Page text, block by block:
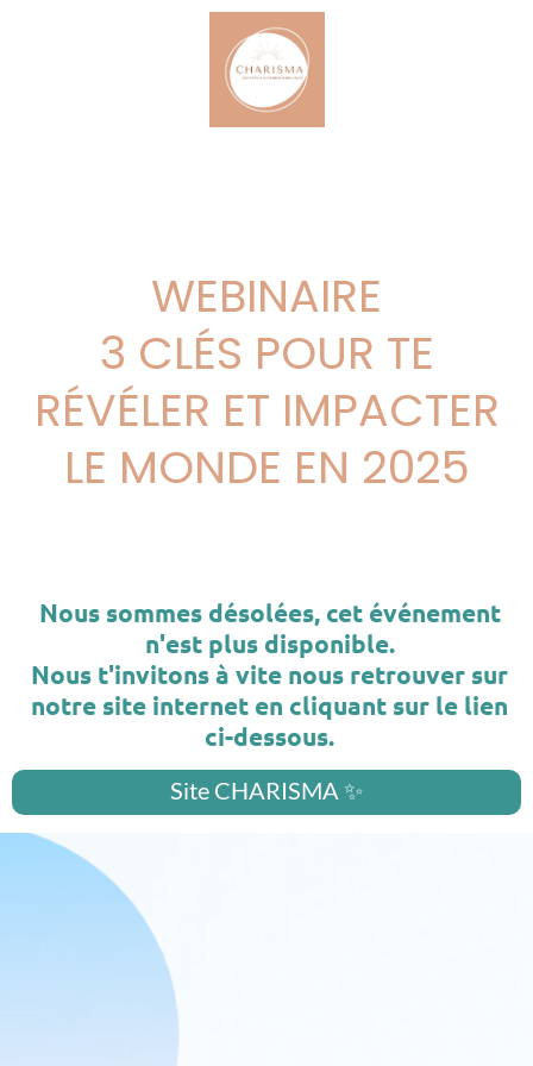
WEBINAIRE
3 CLÉS POUR TE
RÉVÉLER ET IMPACTER
LE MONDE EN 2025
Nous sommes désolées, cet événement
n'est plus disponible.
Nous t'invitons à vite nous retrouver sur
notre site internet en cliquant sur le lien
ci-dessous.
Site CHARISMA ✨